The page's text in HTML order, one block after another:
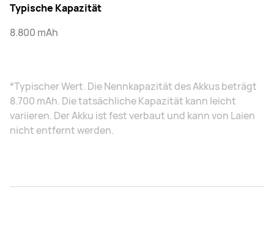
Typische Kapazität
8.800 mAh
*Typischer Wert. Die Nennkapazität des Akkus beträgt
8.700 mAh. Die tatsächliche Kapazität kann leicht
variieren. Der Akku ist fest verbaut und kann von Laien
nicht entfernt werden.